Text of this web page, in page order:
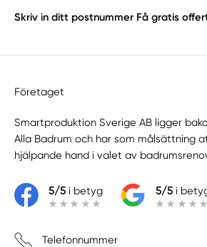
Skriv in ditt postnummer Få gratis
Företaget
Smartproduktion Sverige AB ligger
Alla Badrum och har som målsättning
hjälpande hand i valet av
5/5i betyg 5/5i
Telefonnummer